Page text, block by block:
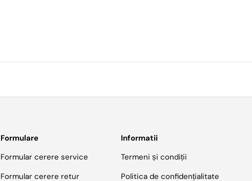
Formulare
Formular cerere service
Formular cerere retur
Informatii
Termeni și condiții
Politica de confidențialitate